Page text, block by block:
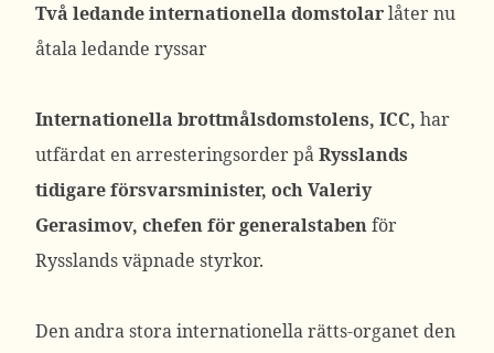
Två ledande internationella domstolarlåter nu
åtala ledande ryssar
Internationella brottmålsdomstolens, ICC, har
utfärdat en arresteringsorder påRysslands
tidigare försvarsminister, och Valeriy
Gerasimov, chefen för generalstabenför
Rysslands väpnade styrkor.
Den andra stora internationella rätts-organet den